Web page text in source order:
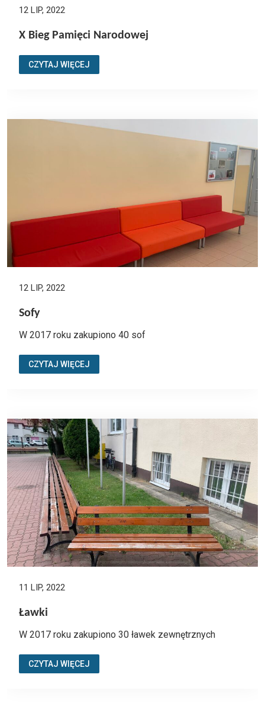
12 LIP, 2022
X Bieg Pamięci Narodowej
CZYTAJ WIĘCEJ
12 LIP, 2022
Sofy
W 2017 roku zakupiono 40 sof
CZYTAJ WIĘCEJ
11 LIP, 2022
Ławki
W 2017 roku zakupiono 30 ławek zewnętrznych
CZYTAJ WIĘCEJ